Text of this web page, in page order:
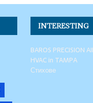
INTERESTING
BAROS PRECISION
HVAC in TAMPA
Стихове